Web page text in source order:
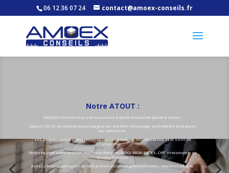
06 12 36 07 24 contact@amoex-conseils.fr
Notre ATOUT :
AMOEX Conseils est une structure à taille humaine basée à Calais.
Depuis 2018, le cabinet accompagne les maîtres d’ouvrage, architectes et acteurs
du bâtiment.
Les projets suivis concernent la construction, la réhabilitation et le suivi de
chantier.
Notre équipe intervient en maîtrise d’œuvre, AMO, MOE/MOEX, OPC et économie de
la construction.
Ainsi, chaque opération bénéficie d’un accompagnement clair, réactif et adapté.